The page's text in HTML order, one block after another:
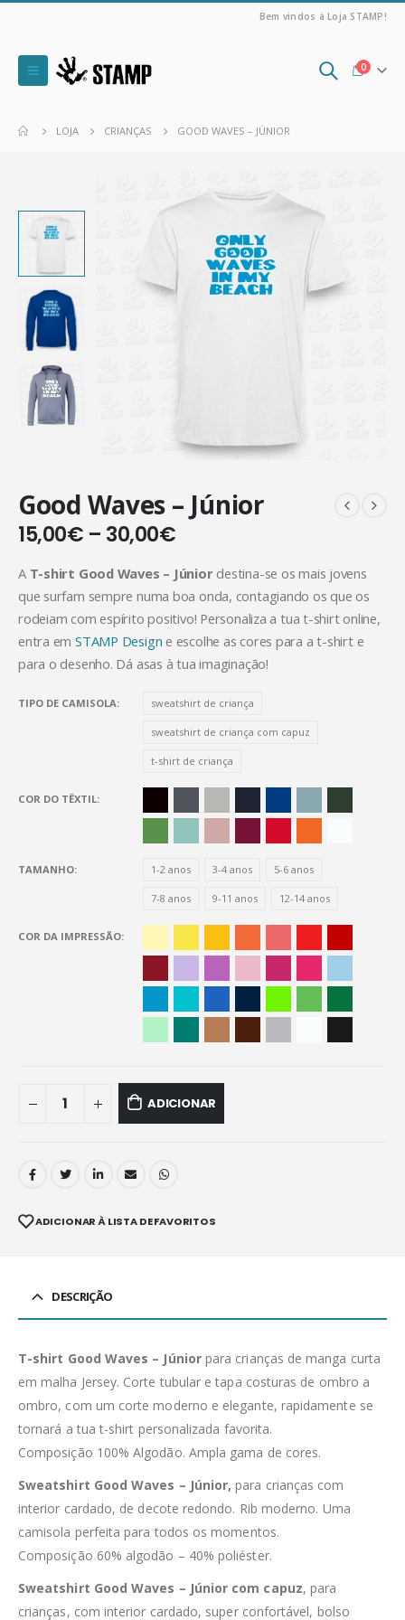
Bem vindos à Loja STAMP!
0
LOJA CRIANÇAS GOOD WAVES – JÚNIOR
Good Waves – Júnior
15,00€ – 30,00€
A T-shirt Good Waves – Júnior destina-se os mais jovens
que surfam sempre numa boa onda, contagiando os que os
rodeiam com espírito positivo! Personaliza a tua t-shirt online,
entra em STAMP Design e escolhe as cores para a t-shirt e
para o desenho. Dá asas à tua imaginação!
TIPO DE CAMISOLA sweatshirt de criança
sweatshirt de criança com capuz
t-shirt de criança
COR DO TÊXTIL
TAMANHO 1-2 anos 3-4 anos 5-6 anos
7-8 anos 9-11 anos 12-14 anos
COR DA IMPRESSÃO
ADICIONAR
ADICIONAR À LISTA DE FAVORITOS
DESCRIÇÃO
T-shirt Good Waves – Júnior para crianças de manga curta
em malha Jersey. Corte tubular e tapa costuras de ombro a
ombro, com um corte moderno e elegante, rapidamente se
tornará a tua t-shirt personalizada favorita.
Composição 100% Algodão. Ampla gama de cores.
Sweatshirt Good Waves – Júnior, para crianças com
interior cardado, de decote redondo. Rib moderno. Uma
camisola perfeita para todos os momentos.
Composição 60% algodão – 40% poliéster.
Sweatshirt Good Waves – Júnior com capuz, para
crianças, com interior cardado, super confortável, bolso